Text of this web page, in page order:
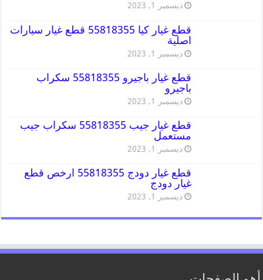
ديسمبر 1, 2023
قطع غيار كيا 55818355 قطع غيار سيارات
اصلية
ديسمبر 1, 2023
قطع غيار باجيرو 55818355 سكراب
باجيرو
ديسمبر 1, 2023
قطع غيار جيب 55818355 سكراب جيب
مستعمل
ديسمبر 1, 2023
قطع غيار دودج 55818355 ارخص قطع
غيار دودج
ديسمبر 1, 2023